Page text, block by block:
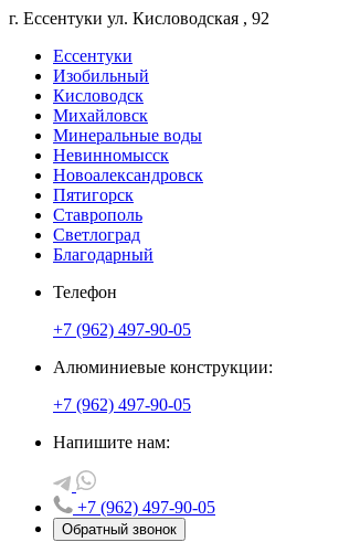
г. Ессентуки ул. Кисловодская , 92
Ессентуки
Изобильный
Кисловодск
Михайловск
Минеральные воды
Невинномысск
Новоалександровск
Пятигорск
Ставрополь
Светлоград
Благодарный
Телефон
+7 (962) 497-90-05
Алюминиевые конструкции:
+7 (962) 497-90-05
Напишите нам:
+7 (962) 497-90-05
Обратный звонок